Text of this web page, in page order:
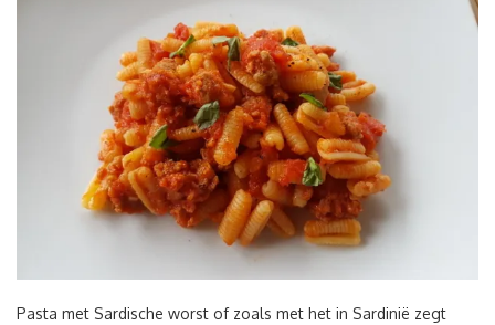
Pasta met Sardische worst of zoals met het in Sardinië zegt